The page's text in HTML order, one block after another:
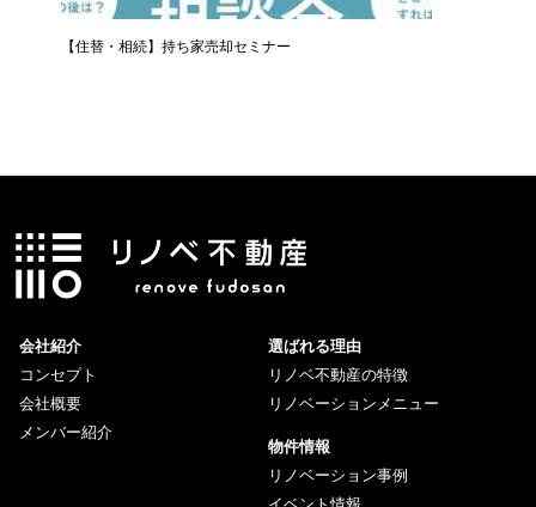
【住替・相続】持ち家売却セミナー
会社紹介
コンセプト
会社概要
メンバー紹介
選ばれる理由
リノベ不動産の特徴
リノベーションメニュー
物件情報
リノベーション事例